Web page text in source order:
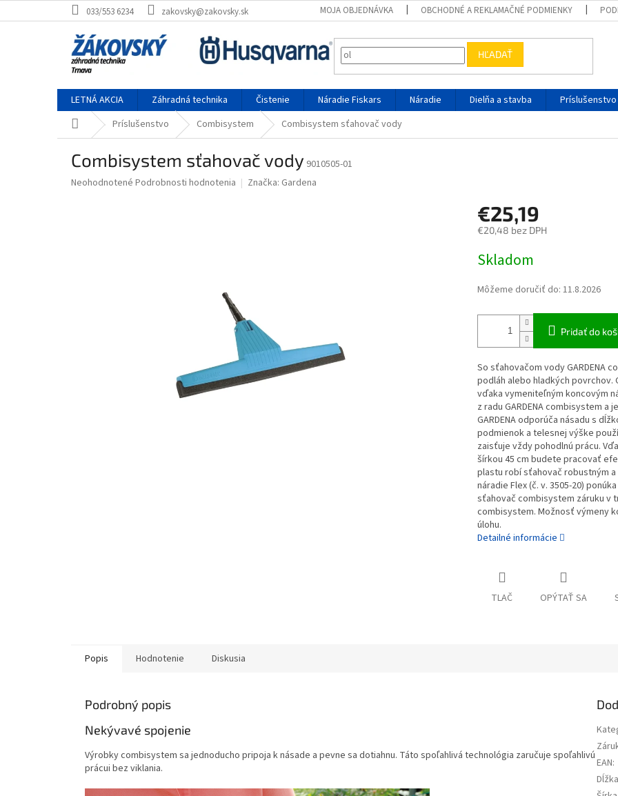
033/553 6234 zakovsky@zakovsky.sk MOJA OBJEDNÁVKA OBCHODNÉ A REKLAMAČNÉ PODMIENKY
HĽADAŤ
LETNÁ AKCIA Záhradná technika Čistenie Náradie Fiskars Náradie Dielňa a stavba Príslušenstvo
DomovPríslušenstvo Combisystem Combisystem sťahovač vody
Combisystem sťahovač vody 9010505-01
Priemerné hodnotenie produktu je 0,0 z 5 hviezdičiek.
Neohodnotené Podrobnosti hodnotenia Značka: Gardena
€25,19
€20,48 bez DPH
Skladom
Môžeme doručiť do: 11.8.2026
Pridať do
So sťahovačom vody GARDENA
podláh alebo hladkých povrchov.
vďaka vymeniteľným koncovým
z radu GARDENA combisystem
GARDENA odporúča násadu s
podmienok a telesnej výške
zaisťuje vždy pohodlnú prácu.
šírkou 45 cm budete pracovať
plastu robí sťahovač robustným
náradie Flex (č. v. 3505-20)
sťahovač combisystem záruku v
combisystem. Možnosť výmeny
úlohu.
Detailné informácie
TLAČ OPÝTAŤ SA
Popis Hodnotenie Diskusia
Podrobný popis
Nekývavé spojenie
Výrobky combisystem sa jednoducho pripoja k násade a pevne sa dotiahnu. Táto spoľahlivá technológia zaručuje spoľahlivú
prácui bez viklania.
EAN: